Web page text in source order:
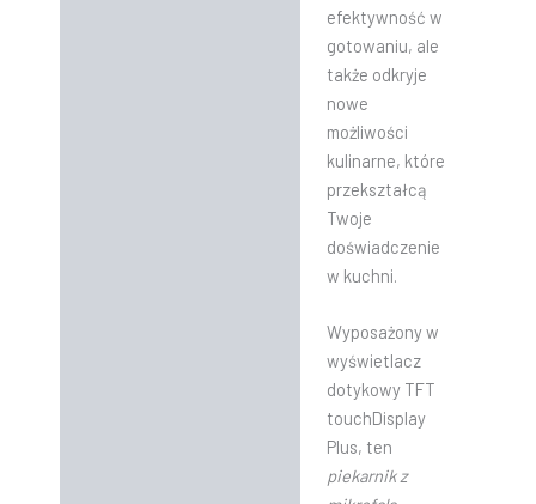
efektywność w
gotowaniu, ale
także odkryje
nowe
możliwości
kulinarne, które
przekształcą
Twoje
doświadczenie
w kuchni.
Wyposażony w
wyświetlacz
dotykowy TFT
touchDisplay
Plus, ten
piekarnik z